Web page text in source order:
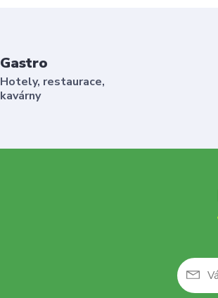
Gastro
Hotely, restaurace,
kavárny